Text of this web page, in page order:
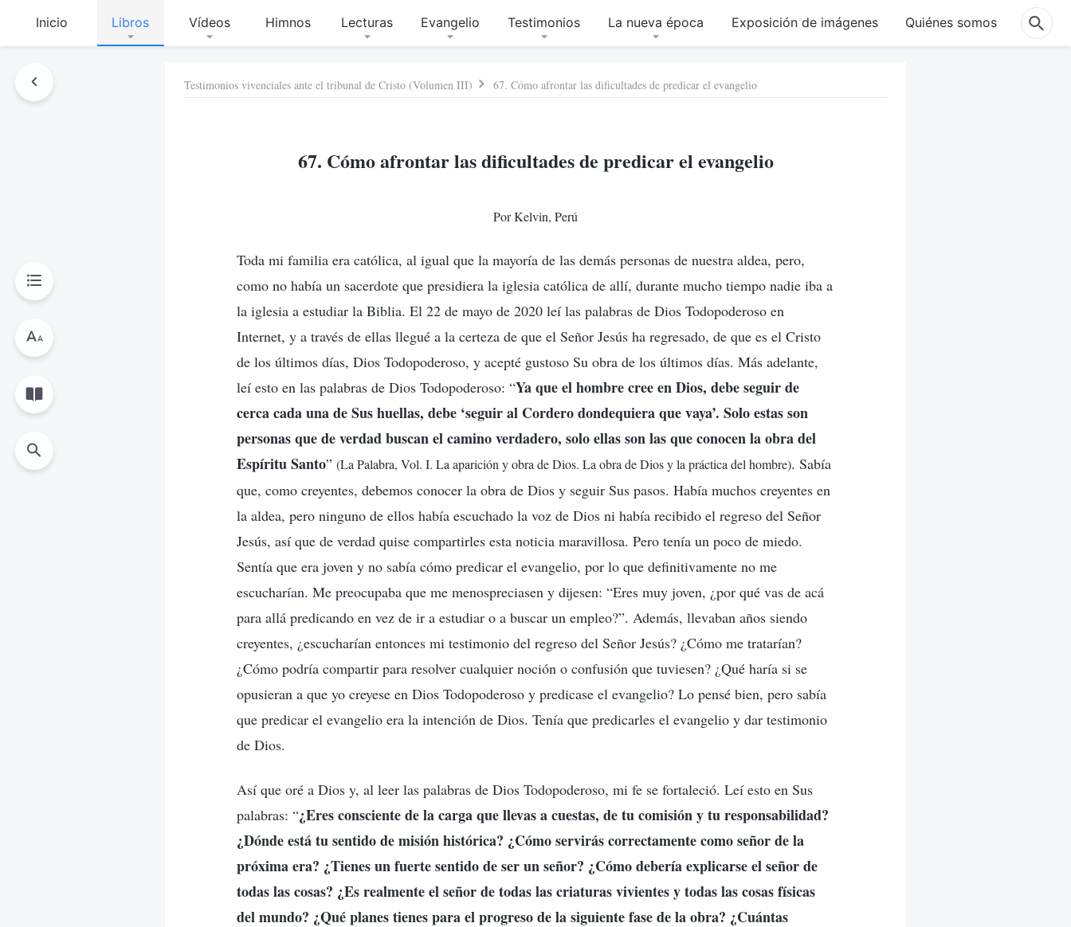
Inicio Libros Vídeos Himnos Lecturas Evangelio Testimonios La nueva época Exposición de imágenes Quiénes somos
Testimonios vivenciales ante el tribunal de Cristo (Volumen III) 67. Cómo afrontar las dificultades de predicar el evangelio
67. Cómo afrontar las dificultades de predicar el evangelio
Por Kelvin, Perú
Toda mi familia era católica, al igual que la mayoría de las demás personas de nuestra aldea, pero,
como no había un sacerdote que presidiera la iglesia católica de allí, durante mucho tiempo nadie iba a
la iglesia a estudiar la Biblia. El 22 de mayo de 2020 leí las palabras de Dios Todopoderoso en
Internet, y a través de ellas llegué a la certeza de que el Señor Jesús ha regresado, de que es el Cristo
de los últimos días, Dios Todopoderoso, y acepté gustoso Su obra de los últimos días. Más adelante,
leí esto en las palabras de Dios Todopoderoso: “Ya que el hombre cree en Dios, debe seguir de
cerca cada una de Sus huellas, debe ‘seguir al Cordero dondequiera que vaya’. Solo estas son
personas que de verdad buscan el camino verdadero, solo ellas son las que conocen la obra del
Espíritu Santo” (La Palabra, Vol. I. La aparición y obra de Dios. La obra de Dios y la práctica del hombre). Sabía
que, como creyentes, debemos conocer la obra de Dios y seguir Sus pasos. Había muchos creyentes en
la aldea, pero ninguno de ellos había escuchado la voz de Dios ni había recibido el regreso del Señor
Jesús, así que de verdad quise compartirles esta noticia maravillosa. Pero tenía un poco de miedo.
Sentía que era joven y no sabía cómo predicar el evangelio, por lo que definitivamente no me
escucharían. Me preocupaba que me menospreciasen y dijesen: “Eres muy joven, ¿por qué vas de acá
para allá predicando en vez de ir a estudiar o a buscar un empleo?”. Además, llevaban años siendo
creyentes, ¿escucharían entonces mi testimonio del regreso del Señor Jesús? ¿Cómo me tratarían?
¿Cómo podría compartir para resolver cualquier noción o confusión que tuviesen? ¿Qué haría si se
opusieran a que yo creyese en Dios Todopoderoso y predicase el evangelio? Lo pensé bien, pero sabía
que predicar el evangelio era la intención de Dios. Tenía que predicarles el evangelio y dar testimonio
de Dios.
Así que oré a Dios y, al leer las palabras de Dios Todopoderoso, mi fe se fortaleció. Leí esto en Sus
palabras: “¿Eres consciente de la carga que llevas a cuestas, de tu comisión y tu responsabilidad?
¿Dónde está tu sentido de misión histórica? ¿Cómo servirás correctamente como señor de la
próxima era? ¿Tienes un fuerte sentido de ser un señor? ¿Cómo debería explicarse el señor de
todas las cosas? ¿Es realmente el señor de todas las criaturas vivientes y todas las cosas físicas
del mundo? ¿Qué planes tienes para el progreso de la siguiente fase de la obra? ¿Cuántas